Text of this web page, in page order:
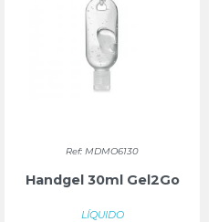
Ref: MDMO6130
Handgel 30ml Gel2Go
LÍQUIDO